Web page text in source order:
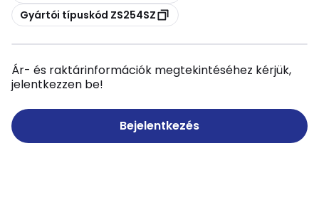
Másolás
Gyártói típuskód ZS254SZ
Ár- és raktárinformációk megtekintéséhez kérjük,
jelentkezzen be!
Bejelentkezés